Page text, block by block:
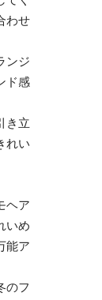
わせ
ンジ
ド感
き立
れい
ヘア
いめ
能ア
のフ